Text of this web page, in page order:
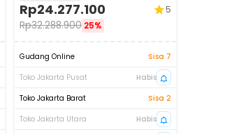
Rp24.277.100
Rp32.288.900 25%
5
Gudang Online
Sisa 7
Toko Jakarta Pusat
Habis
Toko Jakarta Barat
Sisa 2
Toko Jakarta Utara
Habis